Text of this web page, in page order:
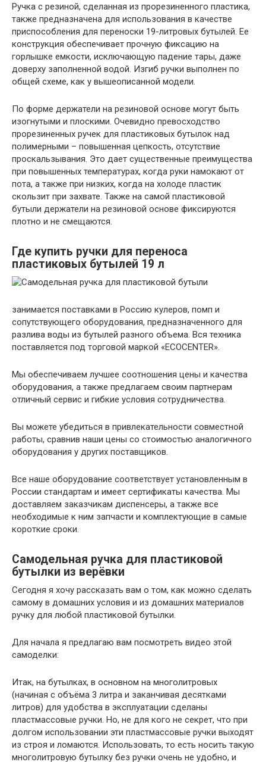
Ручка с резиной, сделанная из прорезиненного пластика,
также предназначена для использования в качестве
приспособления для переноски 19-литровых бутылей. Ее
конструкция обеспечивает прочную фиксацию на
горлышке емкости, исключающую падение тары, даже
доверху заполненной водой. Изгиб ручки выполнен по
общей схеме, как у вышеописанной модели.
По форме держатели на резиновой основе могут быть
изогнутыми и плоскими. Очевидно превосходство
прорезиненных ручек для пластиковых бутылок над
полимерными – повышенная цепкость, отсутствие
проскальзывания. Это дает существенные преимущества
при повышенных температурах, когда руки намокают от
пота, а также при низких, когда на холоде пластик
скользит при захвате. Также на самой пластиковой
бутыли держатели на резиновой основе фиксируются
плотно и не смещаются.
Где купить ручки для переноса
пластиковых бутылей 19 л
занимается поставками в Россию кулеров, помп и
сопутствующего оборудования, предназначенного для
разлива воды из бутылей разного объема. Вся техника
поставляется под торговой маркой «ECOCENTER».
Мы обеспечиваем лучшее соотношения цены и качества
оборудования, а также предлагаем своим партнерам
отличный сервис и гибкие условия сотрудничества.
Вы можете убедиться в привлекательности совместной
работы, сравнив наши цены со стоимостью аналогичного
оборудования у других поставщиков.
Все наше оборудование соответствует установленным в
России стандартам и имеет сертификаты качества. Мы
доставляем заказчикам диспенсеры, а также все
необходимые к ним запчасти и комплектующие в самые
короткие сроки.
Самодельная ручка для пластиковой
бутылки из верёвки
Сегодня я хочу рассказать вам о том, как можно сделать
самому в домашних условия и из домашних материалов
ручку для любой пластиковой бутылки.
Для начала я предлагаю вам посмотреть видео этой
самоделки:
Итак, на бутылках, в основном на многолитровых
(начиная с объёма 3 литра и заканчивая десятками
литров) для удобства в эксплуатации сделаны
пластмассовые ручки. Но, не для кого не секрет, что при
долгом использовании эти пластмассовые ручки выходят
из строя и ломаются. Использовать, то есть носить такую
многолитровую бутылку без ручки очень не удобно, и